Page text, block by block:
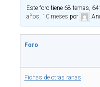
Este foro tiene 68 temas,
años, 10 meses por
Foro
Fichas de otras ranas